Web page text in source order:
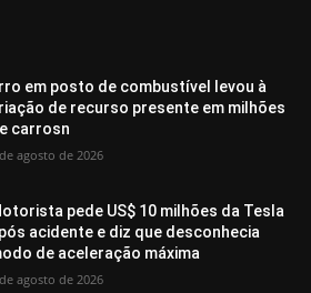
em posto de combustível levou à
de recurso presente em milhões
carrosn
agosto de 2026
pede US$ 10 milhões da Tesla
acidente e diz que desconhecia
de aceleração máxima
agosto de 2026